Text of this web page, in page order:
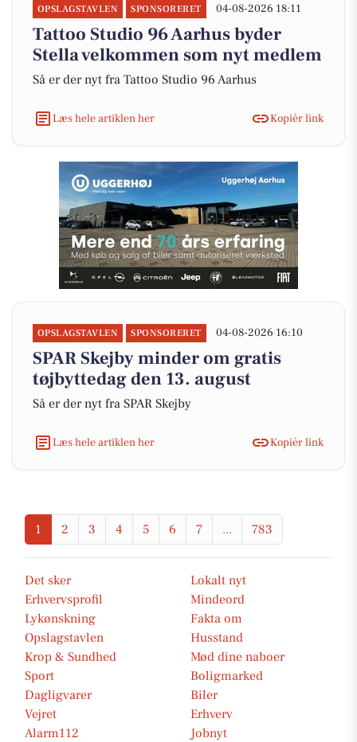
OPSLAGSTAVLEN SPONSORERET 04-08-2026 18:11
Tattoo Studio 96 Aarhus byder
Stella velkommen som nyt medlem
Så er der nyt fra Tattoo Studio 96 Aarhus
Læs hele artiklen her Kopiér link
OPSLAGSTAVLEN SPONSORERET 04-08-2026 16:10
SPAR Skejby minder om gratis
tøjbyttedag den 13. august
Så er der nyt fra SPAR Skejby
Læs hele artiklen her Kopiér link
1 2 3 4 5 6 7 ... 783
Det sker
Lokalt nyt
Erhvervsprofil
Mindeord
Lykønskning
Fakta om
Opslagstavlen
Husstand
Krop & Sundhed
Mød dine naboer
Sport
Boligmarked
Dagligvarer
Biler
Vejret
Erhverv
Alarm112
Jobnyt